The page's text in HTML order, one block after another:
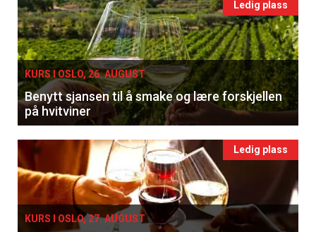
Ledig plass
KURS I OSLO, 26. AUGUST
Benytt sjansen til å smake og lære forskjellen
på hvitviner
Ledig plass
KURS I OSLO, 27. AUGUST